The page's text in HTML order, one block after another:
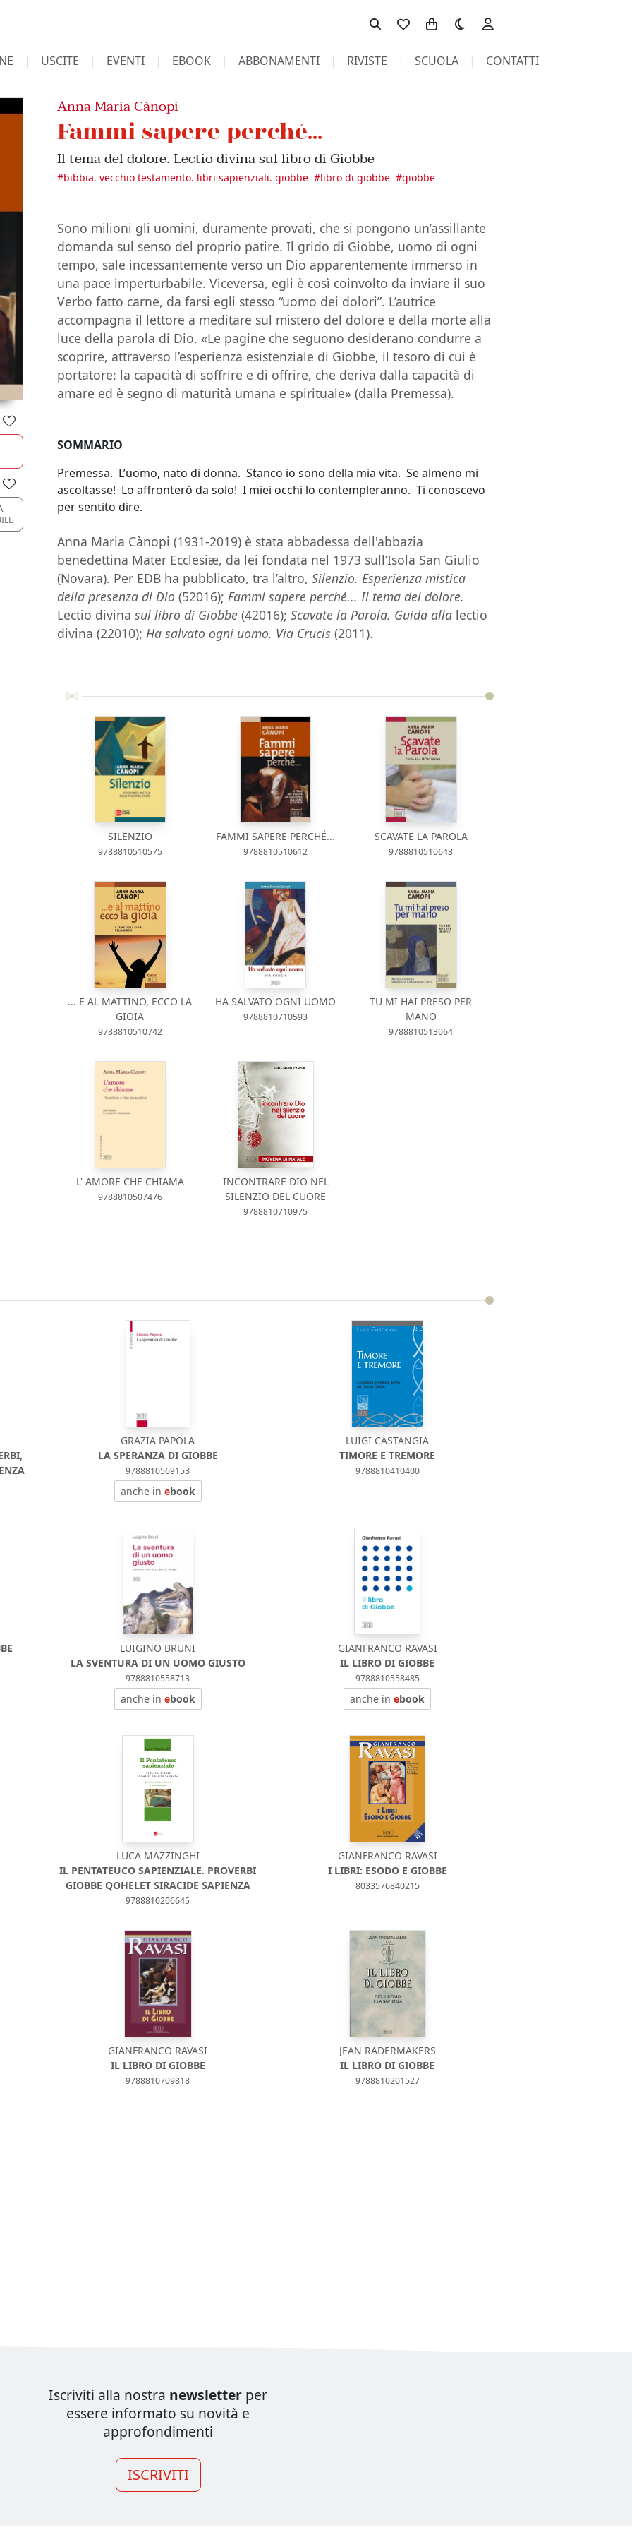
Toggle theme
USCITE EVENTI EBOOK ABBONAMENTI RIVISTE SCUOLA CONTATTI
Anna Maria Cànopi
Fammi sapere perché...
Il tema del dolore. Lectio divina sul libro di Giobbe
#bibbia. vecchio testamento. libri sapienziali. giobbe #libro di giobbe #giobbe
Sono milioni gli uomini, duramente provati, che si pongono un’assillante
domanda sul senso del proprio patire. Il grido di Giobbe, uomo di ogni
tempo, sale incessantemente verso un Dio apparentemente immerso in
una pace imperturbabile. Viceversa, egli è così coinvolto da inviare il suo
Verbo fatto carne, da farsi egli stesso “uomo dei dolori”. L’autrice
accompagna il lettore a meditare sul mistero del dolore e della morte alla
luce della parola di Dio. «Le pagine che seguono desiderano condurre a
scoprire, attraverso l’esperienza esistenziale di Giobbe, il tesoro di cui è
portatore: la capacità di soffrire e di offrire, che deriva dalla capacità di
amare ed è segno di maturità umana e spirituale» (dalla Premessa).
SOMMARIO
Premessa. L’uomo, nato di donna. Stanco io sono della mia vita. Se almeno mi
ascoltasse! Lo affronterò da solo! I miei occhi lo contempleranno. Ti conoscevo
per sentito dire.
Anna Maria Cànopi (1931-2019) è stata abbadessa dell'abbazia
benedettina Mater Ecclesiæ, da lei fondata nel 1973 sull’Isola San Giulio
(Novara). Per EDB ha pubblicato, tra l’altro,Silenzio. Esperienza mistica
della presenza di Dio (52016);Fammi sapere perché... Il tema del dolore.
Lectio divinasul libro di Giobbe (42016);Scavate la Parola. Guida alla lectio
divina (22010);Ha salvato ogni uomo. Via Crucis(2011).
SILENZIO
9788810510575
FAMMI SAPERE PERCHÉ...
9788810510612
SCAVATE LA PAROLA
9788810510643
... E AL MATTINO, ECCO LA
GIOIA
9788810510742
HA SALVATO OGNI UOMO
9788810710593
TU MI HAI PRESO PER
MANO
9788810513064
L' AMORE CHE CHIAMA
9788810507476
INCONTRARE DIO NEL
SILENZIO DEL CUORE
9788810710975
GRAZIA PAPOLA
LA SPERANZA DI GIOBBE
9788810569153
anche in ebook
LUIGI CASTANGIA
TIMORE E TREMORE
9788810410400
LUIGINO BRUNI
LA SVENTURA DI UN UOMO GIUSTO
9788810558713
anche in ebook
GIANFRANCO RAVASI
IL LIBRO DI GIOBBE
9788810558485
anche inebook
LUCA MAZZINGHI
IL PENTATEUCO SAPIENZIALE. PROVERBI
GIOBBE QOHELET SIRACIDE SAPIENZA
9788810206645
GIANFRANCO RAVASI
I LIBRI: ESODO E GIOBBE
8033576840215
GIANFRANCO RAVASI
IL LIBRO DI GIOBBE
9788810709818
JEAN RADERMAKERS
IL LIBRO DI GIOBBE
9788810201527
Iscriviti alla nostra newsletter per
essere informato su novità e
approfondimenti
ISCRIVITI